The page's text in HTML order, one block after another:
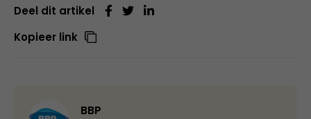
Deel dit artikel
Kopieer link
BBP